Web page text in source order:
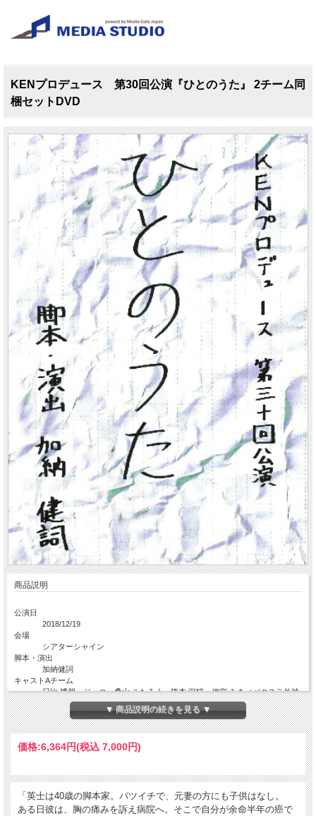
KENプロデュース 第30回公演『ひとのうた』 2チーム同
梱セットDVD
商品説明
公演日
2018/12/19
会場
シアターシャイン
脚本・演出
加納健詞
キャストAチーム
日比 博朋、ジッコ、桑山 こたろう、橋本 深猫、伊宮 みき（バクステ外神
田一丁目）、小嶋 美奈子、夏目 祐里、斉藤 賢、吉井 元、柾木 信広、逢坂
麻耶、宮澤 賢司
キャストBチーム
城 綾乃、栗須 慎一朗、中沢 徳人、梅木 駿、木崎 亜美 、戸川 健次
▼ 商品説明の続きを見る ▼
価格:6,364円(税込 7,000円)
「英士は40歳の脚本家。バツイチで、元妻の方にも子供はなし。
ある日彼は、胸の痛みを訴え病院へ。そこで自分が余命半年の癌で